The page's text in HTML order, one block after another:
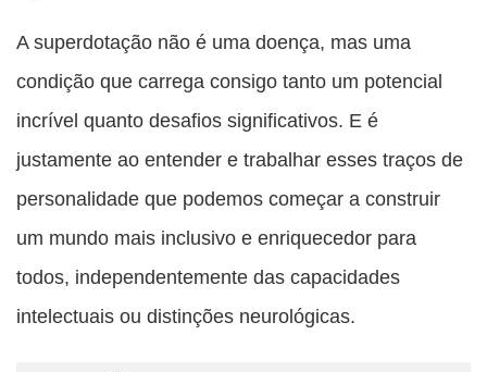
A superdotação não é uma doença, mas uma
condição que carrega consigo tanto um potencial
incrível quanto desafios significativos. E é
justamente ao entender e trabalhar esses traços de
personalidade que podemos começar a construir
um mundo mais inclusivo e enriquecedor para
todos, independentemente das capacidades
intelectuais ou distinções neurológicas.